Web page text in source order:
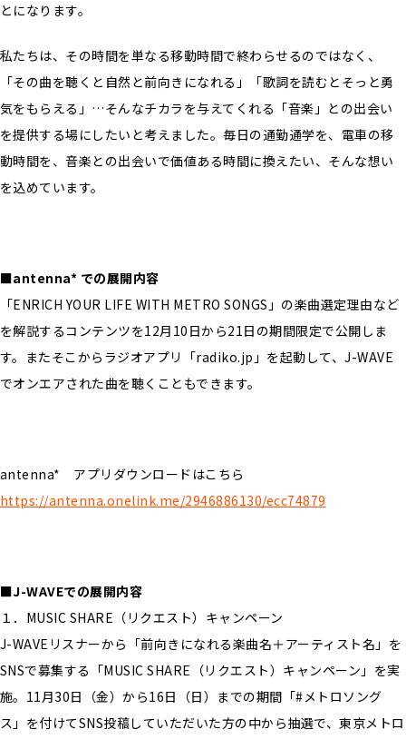
とになります。
私たちは、その時間を単なる移動時間で終わらせるのではなく、
「その曲を聴くと自然と前向きになれる」「歌詞を読むとそっと勇
気をもらえる」…そんなチカラを与えてくれる「音楽」との出会い
を提供する場にしたいと考えました。毎日の通勤通学を、電車の移
動時間を、音楽との出会いで価値ある時間に換えたい、そんな想い
を込めています。
■antenna* での展開内容
「ENRICH YOUR LIFE WITH METRO SONGS」の楽曲選定理由など
を解説するコンテンツを12月10日から21日の期間限定で公開しま
す。またそこからラジオアプリ「radiko.jp」を起動して、J-WAVE
でオンエアされた曲を聴くこともできます。
antenna* アプリダウンロードはこちら
https://antenna.onelink.me/2946886130/ecc74879
■J-WAVEでの展開内容
１．MUSIC SHARE（リクエスト）キャンペーン
J-WAVEリスナーから「前向きになれる楽曲名＋アーティスト名」を
SNSで募集する「MUSIC SHARE（リクエスト）キャンペーン」を実
施。11月30日（金）から16日（日）までの期間「#メトロソング
ス」を付けてSNS投稿していただいた方の中から抽選で、東京メトロ